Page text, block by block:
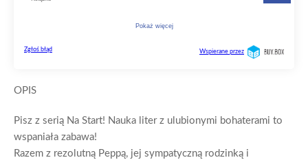
OPIS
Pisz z serią Na Start! Nauka liter z ulubionymi bohaterami to
wspaniała zabawa!
Razem z rezolutną Peppą, jej sympatyczną rodzinką i